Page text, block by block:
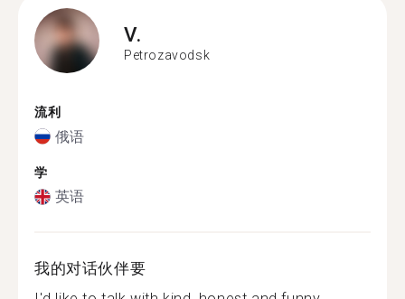
V.
Petrozavodsk
流利
俄语
学
英语
我的对话伙伴要